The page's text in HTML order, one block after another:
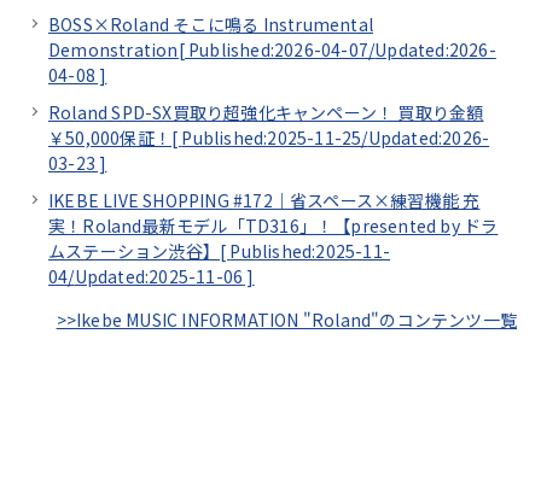
BOSS×Roland そこに鳴る Instrumental
Demonstration[ Published:2026-04-07/Updated:2026-
04-08 ]
Roland SPD-SX買取り超強化キャンペーン！ 買取り金額
￥50,000保証！[ Published:2025-11-25/Updated:2026-
03-23 ]
IKEBE LIVE SHOPPING #172｜省スペース×練習機能 充
実！Roland最新モデル「TD316」！【presented by ドラ
ムステーション渋谷】[ Published:2025-11-
04/Updated:2025-11-06 ]
>>Ikebe MUSIC INFORMATION "Roland"のコンテンツ一覧